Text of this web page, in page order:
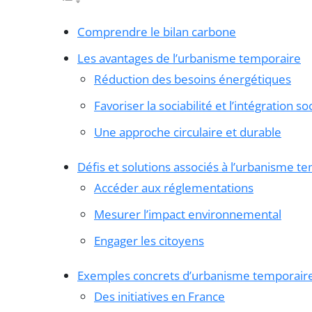
Comprendre le bilan carbone
Les avantages de l’urbanisme temporaire
Réduction des besoins énergétiques
Favoriser la sociabilité et l’intégration
Une approche circulaire et durable
Défis et solutions associés à l’urbanisme
Accéder aux réglementations
Mesurer l’impact environnemental
Engager les citoyens
Exemples concrets d’urbanisme
Des initiatives en France